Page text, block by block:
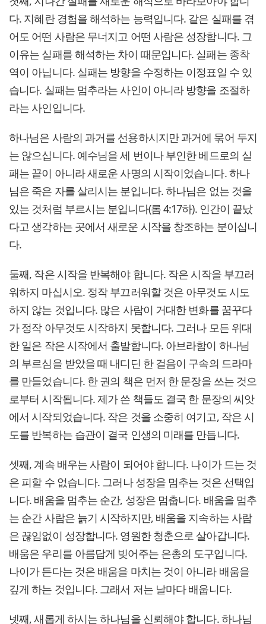
다. 지혜란 경험을 해석하는 능력입니다. 같은 실패를 겪
어도 어떤 사람은 무너지고 어떤 사람은 성장합니다. 그
이유는 실패를 해석하는 차이 때문입니다. 실패는 종착
역이 아닙니다. 실패는 방향을 수정하는 이정표일 수 있
습니다. 실패는 멈추라는 사인이 아니라 방향을 조절하
라는 사인입니다.
하나님은 사람의 과거를 선용하시지만 과거에 묶어 두지
는 않으십니다. 예수님을 세 번이나 부인한 베드로의 실
패는 끝이 아니라 새로운 사명의 시작이었습니다. 하나
님은 죽은 자를 살리시는 분입니다. 하나님은 없는 것을
있는 것처럼 부르시는 분입니다(롬 4:17하). 인간이 끝났
다고 생각하는 곳에서 새로운 시작을 창조하는 분이십니
다.
둘째, 작은 시작을 반복해야 합니다. 작은 시작을 부끄러
워하지 마십시오. 정작 부끄러워할 것은 아무것도 시도
하지 않는 것입니다. 많은 사람이 거대한 변화를 꿈꾸다
가 정작 아무것도 시작하지 못합니다. 그러나 모든 위대
한 일은 작은 시작에서 출발합니다. 아브라함이 하나님
의 부르심을 받았을 때 내디딘 한 걸음이 구속의 드라마
를 만들었습니다. 한 권의 책은 먼저 한 문장을 쓰는 것으
로부터 시작됩니다. 제가 쓴 책들도 결국 한 문장의 씨앗
에서 시작되었습니다. 작은 것을 소중히 여기고, 작은 시
도를 반복하는 습관이 결국 인생의 미래를 만듭니다.
셋째, 계속 배우는 사람이 되어야 합니다. 나이가 드는 것
은 피할 수 없습니다. 그러나 성장을 멈추는 것은 선택입
니다. 배움을 멈추는 순간, 성장은 멈춥니다. 배움을 멈추
는 순간 사람은 늙기 시작하지만, 배움을 지속하는 사람
은 끊임없이 성장합니다. 영원한 청춘으로 살아갑니다.
배움은 우리를 아름답게 빚어주는 은총의 도구입니다.
나이가 든다는 것은 배움을 마치는 것이 아니라 배움을
깊게 하는 것입니다. 그래서 저는 날마다 배웁니다.
넷째, 새롭게 하시는 하나님을 신뢰해야 합니다. 하나님